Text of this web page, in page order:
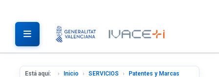
Está aquí: Inicio SERVICIOS
Patentes y Marcas